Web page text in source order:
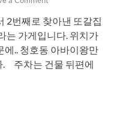
2번째로 찾아낸 또갈집
는 가게입니다. 위치가
에.. 청호동 아바이왕만
. 주차는 건물 뒤편에